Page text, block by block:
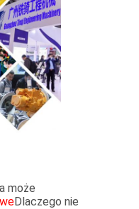
może
Dlaczego nie